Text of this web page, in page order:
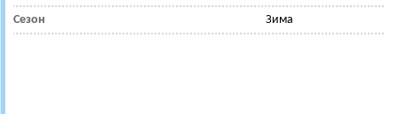
Сезон Зима